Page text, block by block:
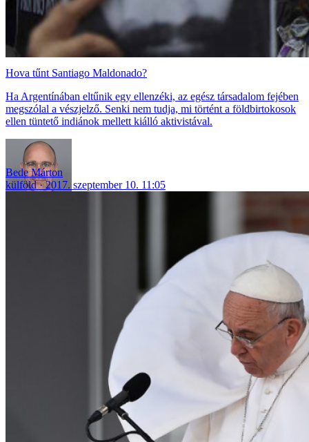
Hova tűnt Santiago Maldonado?
Ha Argentínában eltűnik egy ellenzéki, az egész társadalom fejében
megszólal a vészjelző. Senki nem tudja, mi történt a földbirtokosok
ellen tüntető indiánok mellett kiálló aktivistával.
Bede Márton
külföld
2017. szeptember 10. 11:05